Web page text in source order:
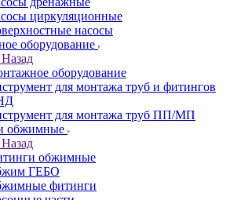
циркуляционные
насосы
оборудование
Назад
оборудование
для монтажа труб и фитингов
для монтажа труб ПП/МП
обжимные
Назад
обжимные
ГЕБО
фитинги